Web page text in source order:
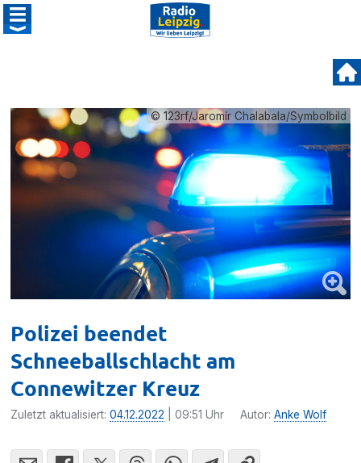
© 123rf/Jaromír Chalabala/Symbolbild
Polizei beendet
Schneeballschlacht am
Connewitzer Kreuz
Zuletzt aktualisiert:04.12.2022 | 09:51 Uhr Autor:Anke Wolf